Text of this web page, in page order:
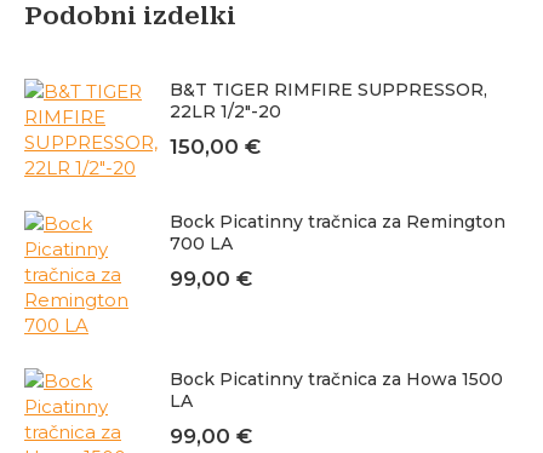
Podobni izdelki
B&T TIGER RIMFIRE SUPPRESSOR,
22LR 1/2"-20
150,00 €
Bock Picatinny tračnica za Remington
700 LA
99,00 €
Bock Picatinny tračnica za Howa 1500
LA
99,00 €